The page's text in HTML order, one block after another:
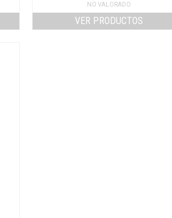
NO VALORADO
VER PRODUCTOS